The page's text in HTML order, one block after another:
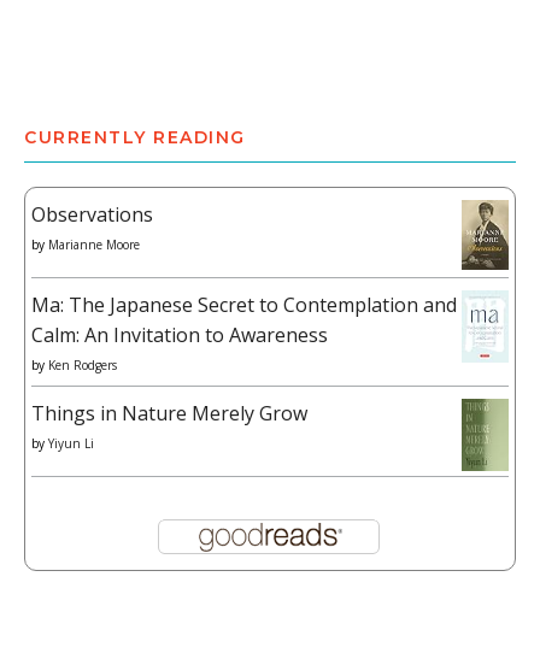
CURRENTLY READING
Observations
by Marianne Moore
Ma: The Japanese Secret to Contemplation and
Calm: An Invitation to Awareness
by Ken Rodgers
Things in Nature Merely Grow
by Yiyun Li